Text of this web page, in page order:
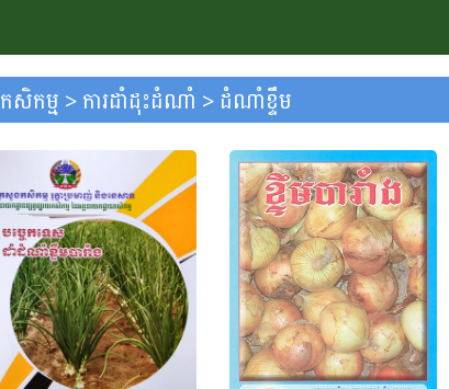
កសិកម្ម > ការដាំដុះដំណាំ > ដំណាំខ្ទឹម